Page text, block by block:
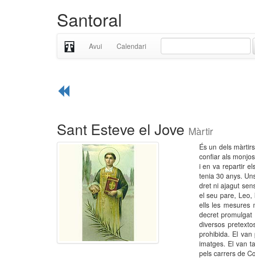
Santoral
Avui Calendari
Sant Esteve el Jove Màrtir
És un dels
confiar als
i en va repartir
tenia 30 anys.
dret ni ajagut
el seu pare,
ells les mesures
decret
diversos
prohibida. El
imatges. El van
pels carrers de